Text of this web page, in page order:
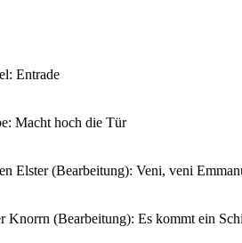
Entrade
Macht hoch die Tür
Elster (Bearbeitung): Veni, veni
Knorrn (Bearbeitung): Es kommt ein